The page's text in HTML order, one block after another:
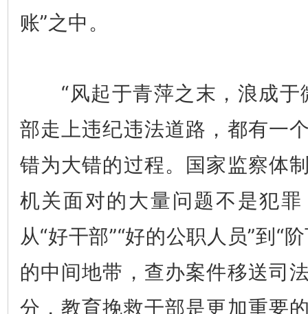
账”之中。
“风起于青萍之末，浪成于
部走上违纪违法道路，都有一
错为大错的过程。国家监察体
机关面对的大量问题不是犯
从“好干部”“好的公职人员”到“
的中间地带，查办案件移送司
分，教育挽救干部是更加重要